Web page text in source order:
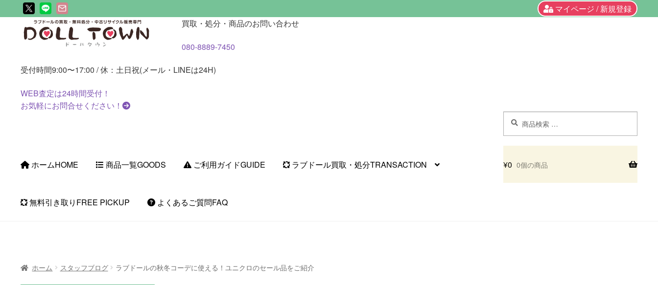
マイページ / 新規登録
ビ
シ
ン
へ
ン
ツ
ス
キ
買取・処分・商品のお問い合わせ
080-8889-7450
受付時間9:00〜17:00 / 休：土日祝(メール・LINEは24H)
WEB査定は24時間受付！
お気軽にお問合せください！
対
象:
ホームHOME 商品一覧GOODS ご利用ガイドGUIDE ラブドール買取・処分TRANSACTION
無料引き取り FREE PICKUP よくあるご質問FAQ
¥0 0個の商品
ホーム スタッフブログ ラブドールの秋冬コーデに使える！ユニクロのセール品をご紹介